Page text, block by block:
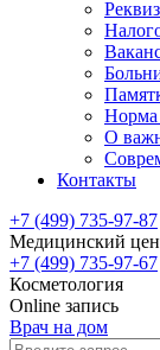
О
Контакты
+7 (499) 735-97-87
Медицинский
+7 (499) 735-97-67
Косметология
Online запись
Врач на дом